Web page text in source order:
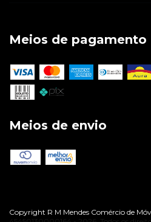
Meios de pagamento
Meios de envio
Copyright R M Mendes Comércio de